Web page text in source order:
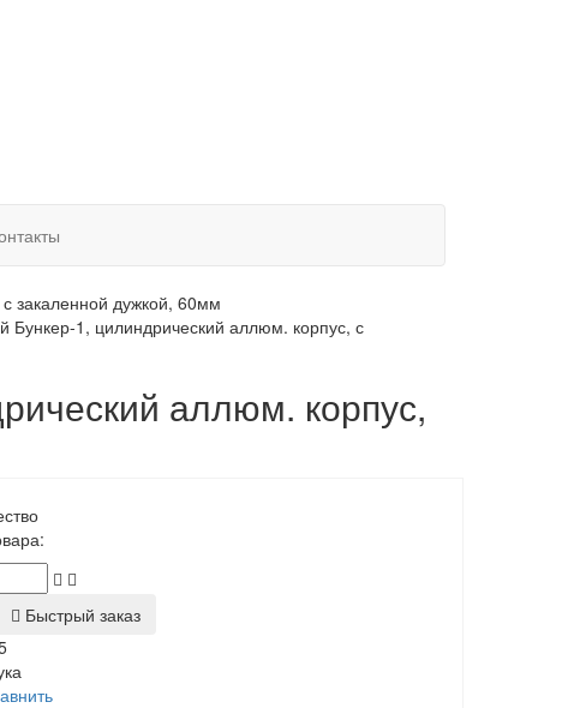
закаленной дужкой, 60мм
Бункер-1, цилиндрический аллюм. корпус, с
аллюм. корпус,
Быстрый заказ